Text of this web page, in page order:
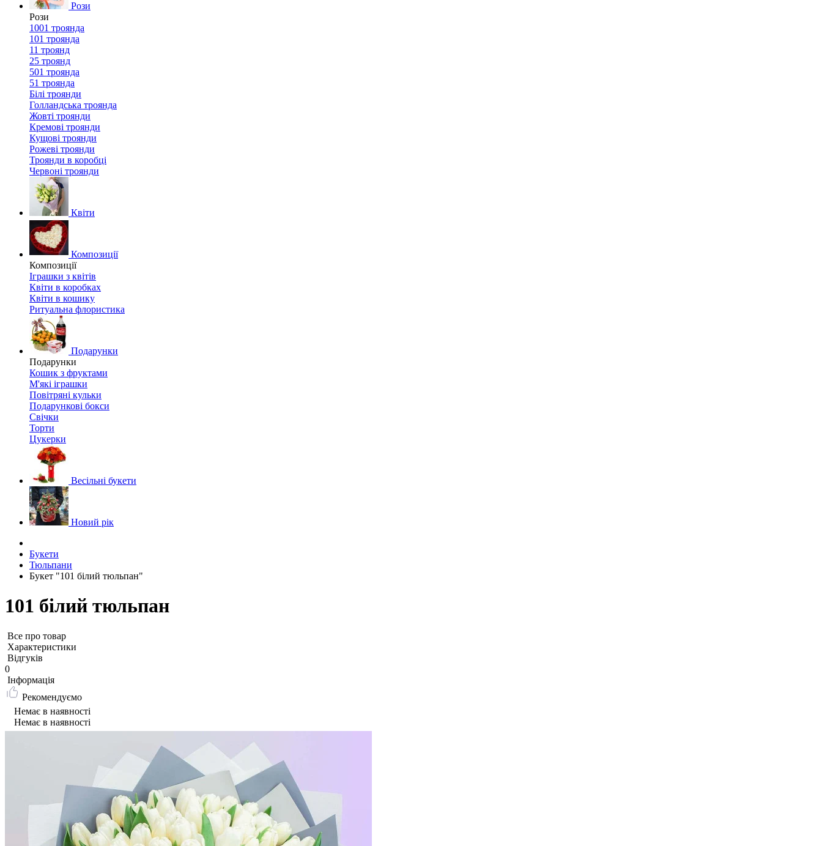
Рози
Рози
1001 троянда
101 троянда
11 троянд
25 троянд
501 троянда
51 троянда
Білі троянди
Голландська троянда
Жовті троянди
Кремові троянди
Кущові троянди
Рожеві троянди
Троянди в коробці
Червоні троянди
Квіти
Композиції
Композиції
Іграшки з квітів
Квіти в коробках
Квіти в кошику
Ритуальна флористика
Подарунки
Подарунки
Кошик з фруктами
М'які іграшки
Повітряні кульки
Подарункові бокси
Свічки
Торти
Цукерки
Весільні букети
Новий рік
Букети
Тюльпани
Букет "101 білий тюльпан"
101 білий тюльпан
Все про товар
Характеристики
Відгуків
0
Iнформація
Рекомендуємо
Немає в наявності
Немає в наявності